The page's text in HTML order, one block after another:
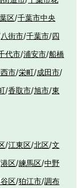
区/千葉市中央
八街市/千葉市/四
代市/浦安市/船橋
市/栄町/成田市/
/香取市/旭市/東
/江東区/北区/文
港区/練馬区/中野
区/狛江市/調布